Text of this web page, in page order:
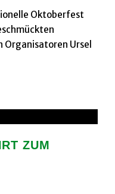
Oktoberfest
Ursel
ZUM